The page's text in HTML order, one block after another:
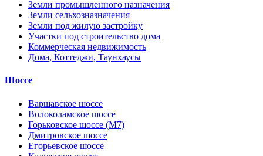
Земли промышленного назначения
Земли сельхозназначения
Земли под жилую застройку
Участки под строительство дома
Коммерческая недвижимость
Дома, Коттеджи, Таунхаусы
Шоссе
Варшавское шоссе
Волоколамское шоссе
Горьковское шоссе (М7)
Дмитровское шоссе
Егорьевское шоссе